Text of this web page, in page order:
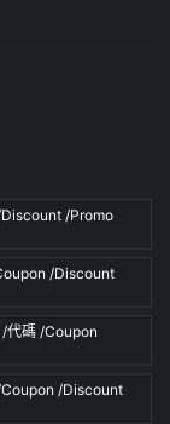
/Promo
/Discount
代碼 /Coupon
Coupon /Discount